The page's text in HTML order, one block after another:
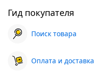
Гид покупателя
Поиск товара
Оплата и доставка